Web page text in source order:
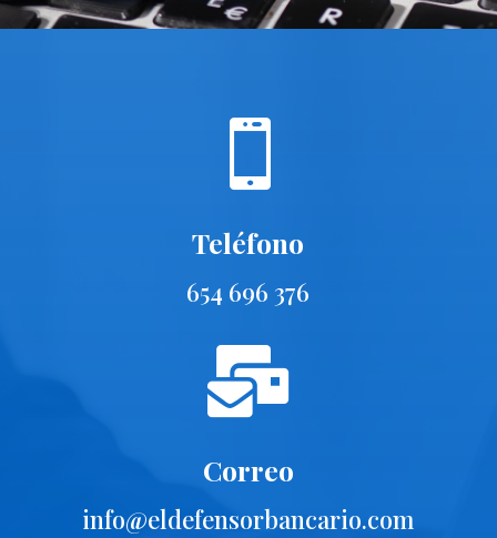

Teléfono
654 696 376

Correo
info@eldefensorbancario.com